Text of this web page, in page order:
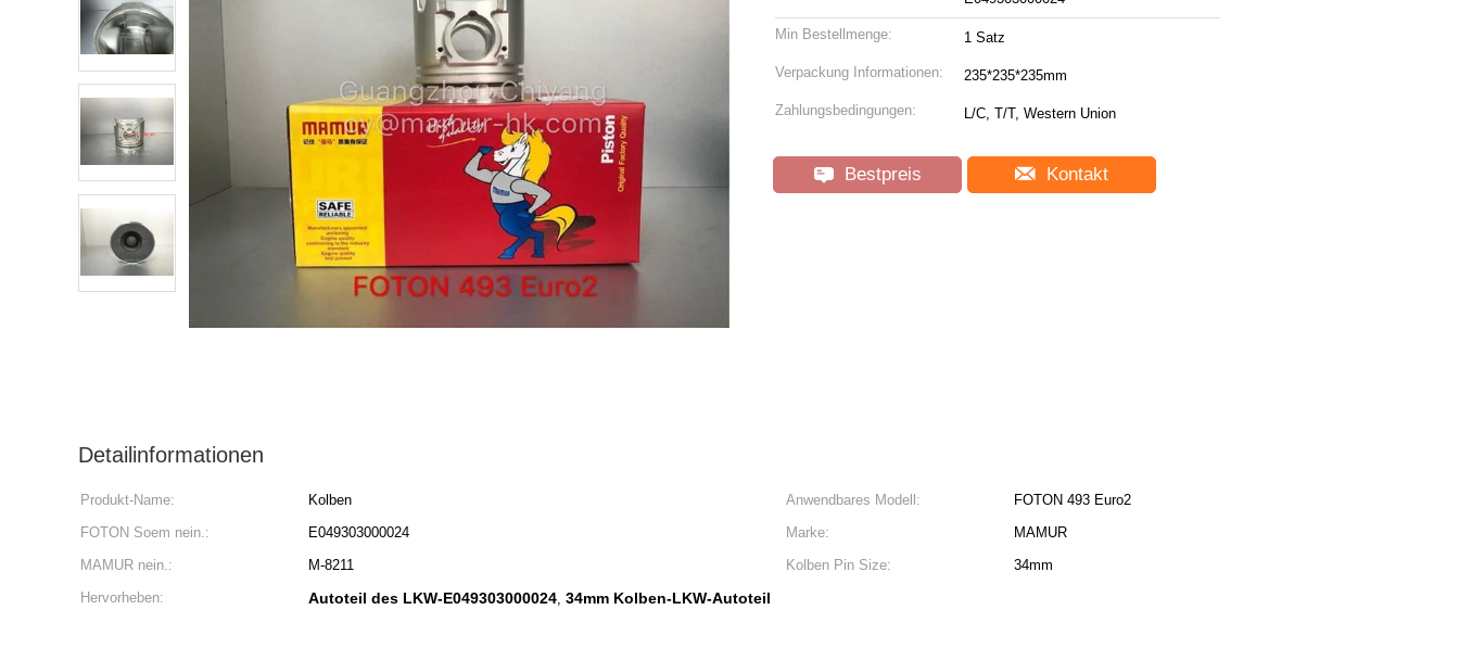
Min Bestellmenge: 1 Satz
Verpackung Informationen: 235*235*235mm
Zahlungsbedingungen: L/C, T/T, Western Union
Bestpreis Kontakt
Detailinformationen
Produkt-Name: Kolben Anwendbares Modell:
FOTON 493 Euro2
FOTON Soem nein.:
E049303000024 Marke:
MAMUR
MAMUR nein.:
M-8211 Kolben Pin Size:
34mm
Hervorheben:
Autoteil des LKW-E049303000024, 34mm Kolben-LKW-Autoteil